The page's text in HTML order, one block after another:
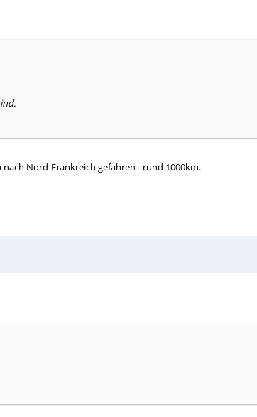
Nord-Frankreich gefahren - rund 1000km.